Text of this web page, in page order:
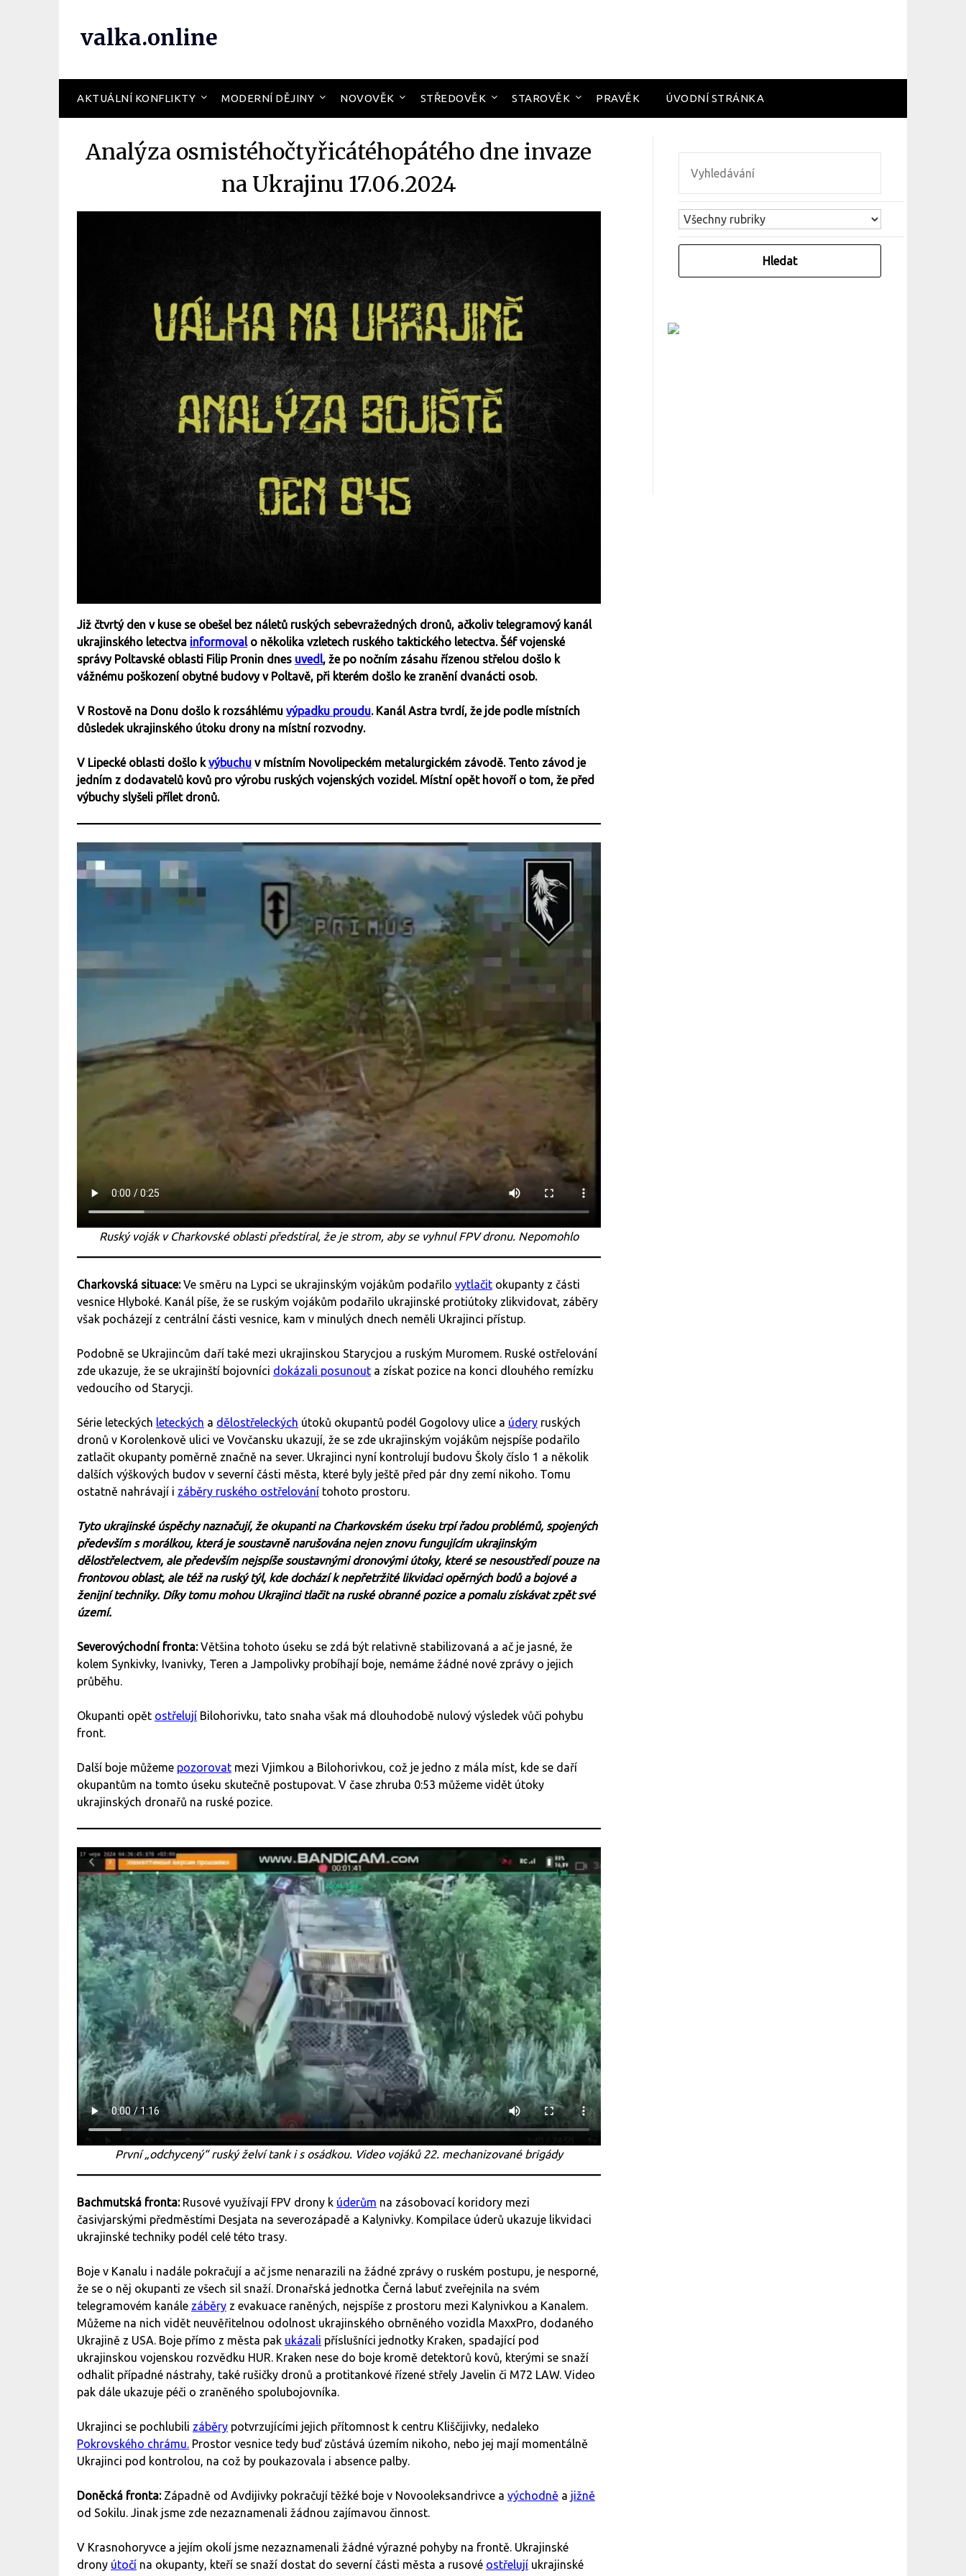
valka.online
AKTUÁLNÍ KONFLIKTY MODERNÍ DĚJINY NOVOVĚK STŘEDOVĚK STAROVĚK PRAVĚK ÚVODNÍ STRÁNKA
Analýza osmistéhočtyřicátéhopátého dne invaze
na Ukrajinu 17.06.2024
Již čtvrtý den v kuse se obešel bez náletů ruských sebevražedných dronů, ačkoliv telegramový kanál
ukrajinského letectva informovalo několika vzletech ruského taktického letectva. Šéf vojenské
správy Poltavské oblasti Filip Pronin dnes uvedl, že po nočním zásahu řízenou střelou došlo k
vážnému poškození obytné budovy v Poltavě, při kterém došlo ke zranění dvanácti osob.
V Rostově na Donu došlo k rozsáhlému výpadku proudu. Kanál Astra tvrdí, že jde podle místních
důsledek ukrajinského útoku drony na místní rozvodny.
V Lipecké oblasti došlo kvýbuchu v místním Novolipeckém metalurgickém závodě. Tento závod je
jedním z dodavatelů kovů pro výrobu ruských vojenských vozidel. Místní opět hovoří o tom, že před
výbuchy slyšeli přílet dronů.
Ruský voják v Charkovské oblasti předstíral, že je strom, aby se vyhnul FPV dronu. Nepomohlo
Charkovská situace:Ve směru na Lypci se ukrajinským vojákům podařilo vytlačit okupanty z části
vesnice Hlyboké. Kanál píše, že se ruským vojákům podařilo ukrajinské protiútoky zlikvidovat, záběry
však pocházejí z centrální části vesnice, kam v minulých dnech neměli Ukrajinci přístup.
Podobně se Ukrajincům daří také mezi ukrajinskou Starycjou a ruským Muromem. Ruské ostřelování
zde ukazuje, že se ukrajinští bojovníci dokázali posunout a získat pozice na konci dlouhého remízku
vedoucího od Starycji.
Série leteckých leteckých a dělostřeleckých útoků okupantů podél Gogolovy ulice a údery ruských
dronů v Korolenkově ulici ve Vovčansku ukazují, že se zde ukrajinským vojákům nejspíše podařilo
zatlačit okupanty poměrně značně na sever. Ukrajinci nyní kontrolují budovu Školy číslo 1 a několik
dalších výškových budov v severní části města, které byly ještě před pár dny zemí nikoho. Tomu
ostatně nahrávají i záběry ruského ostřelování tohoto prostoru.
Tyto ukrajinské úspěchy naznačují, že okupanti na Charkovském úseku trpí řadou problémů, spojených
především s morálkou, která je soustavně narušována nejen znovu fungujícím ukrajinským
dělostřelectvem, ale především nejspíše soustavnými dronovými útoky, které se nesoustředí pouze na
frontovou oblast, ale též na ruský týl, kde dochází k nepřetržité likvidaci opěrných bodů a bojové a
ženijní techniky. Díky tomu mohou Ukrajinci tlačit na ruské obranné pozice a pomalu získávat zpět své
území.
Severovýchodní fronta:Většina tohoto úseku se zdá být relativně stabilizovaná a ač je jasné, že
kolem Synkivky, Ivanivky, Teren a Jampolivky probíhají boje, nemáme žádné nové zprávy o jejich
průběhu.
Okupanti opět ostřelují Bilohorivku, tato snaha však má dlouhodobě nulový výsledek vůči pohybu
front.
Další boje můžeme pozorovat mezi Vjimkou a Bilohorivkou, což je jedno z mála míst, kde se daří
okupantům na tomto úseku skutečně postupovat. V čase zhruba 0:53 můžeme vidět útoky
ukrajinských dronařů na ruské pozice.
První „odchycený“ ruský želví tank i s osádkou. Video vojáků 22. mechanizované brigády
Bachmutská fronta: Rusové využívají FPV drony k úderům na zásobovací koridory mezi
časivjarskými předměstími Desjata na severozápadě a Kalynivky. Kompilace úderů ukazuje likvidaci
ukrajinské techniky podél celé této trasy.
Boje v Kanalu i nadále pokračují a ač jsme nenarazili na žádné zprávy o ruském postupu, je nesporné,
že se o něj okupanti ze všech sil snaží. Dronařská jednotka Černá labuť zveřejnila na svém
telegramovém kanále záběry z evakuace raněných, nejspíše z prostoru mezi Kalynivkou a Kanalem.
Můžeme na nich vidět neuvěřitelnou odolnost ukrajinského obrněného vozidla MaxxPro, dodaného
Ukrajině z USA. Boje přímo z města pak ukázali příslušníci jednotky Kraken, spadající pod
ukrajinskou vojenskou rozvědku HUR. Kraken nese do boje kromě detektorů kovů, kterými se snaží
odhalit případné nástrahy, také rušičky dronů a protitankové řízené střely Javelin či M72 LAW. Video
pak dále ukazuje péči o zraněného spolubojovníka.
Ukrajinci se pochlubili záběry potvrzujícími jejich přítomnost k centru Kliščijivky, nedaleko
Pokrovského chrámu. Prostor vesnice tedy buď zůstává územím nikoho, nebo jej mají momentálně
Ukrajinci pod kontrolou, na což by poukazovala i absence palby.
Doněcká fronta: Západně od Avdijivky pokračují těžké boje v Novooleksandrivce a východně a jižně
od Sokilu. Jinak jsme zde nezaznamenali žádnou zajímavou činnost.
V Krasnohoryvce a jejím okolí jsme nezaznamenali žádné výrazné pohyby na frontě. Ukrajinské
drony útočí na okupanty, kteří se snaží dostat do severní části města a rusové ostřelují ukrajinské